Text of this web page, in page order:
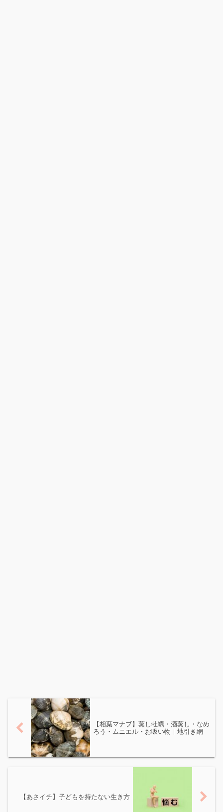
【相葉マナブ】蒸し牡蠣・酒蒸し・なめ
ろう・ムニエル・お吸い物｜地引き網
【あさイチ】子どもを持たない生き方